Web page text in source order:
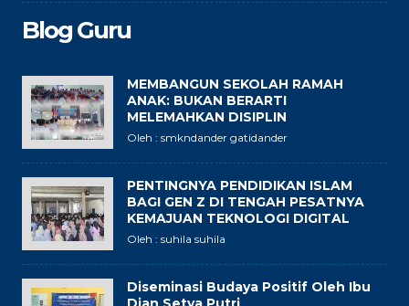
Blog Guru
MEMBANGUN SEKOLAH RAMAH
ANAK: BUKAN BERARTI
MELEMAHKAN DISIPLIN
Oleh : smkndander gatidander
PENTINGNYA PENDIDIKAN ISLAM
BAGI GEN Z DI TENGAH PESATNYA
KEMAJUAN TEKNOLOGI DIGITAL
Oleh : suhila suhila
Diseminasi Budaya Positif Oleh Ibu